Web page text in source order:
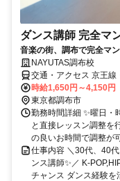
ダンス講師 完全マ
音楽の街、調布で完全マ
NAYUTAS調布校
交通・アクセス 京王線
時給1,650円～4,150円
東京都調布市
勤務時間詳細 ✨曜日・
と直接レッスン調整を
の良いお時間で調整が
仕事内容 ＼30代、40
ンス講師✨／ K-
チャンス ダンス経験を